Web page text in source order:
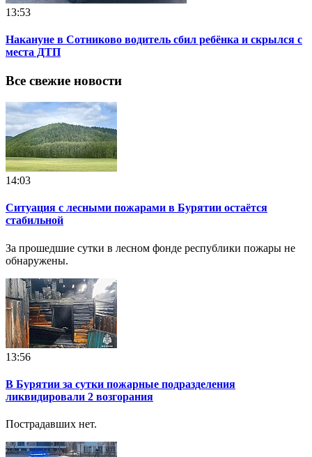
13:53
Накануне в Сотниково водитель сбил ребёнка и скрылся с
места ДТП
Все свежие новости
14:03
Ситуация с лесными пожарами в Бурятии остаётся
стабильной
За прошедшие сутки в лесном фонде республики пожары не
обнаружены.
13:56
В Бурятии за сутки пожарные подразделения
ликвидировали 2 возгорания
Пострадавших нет.